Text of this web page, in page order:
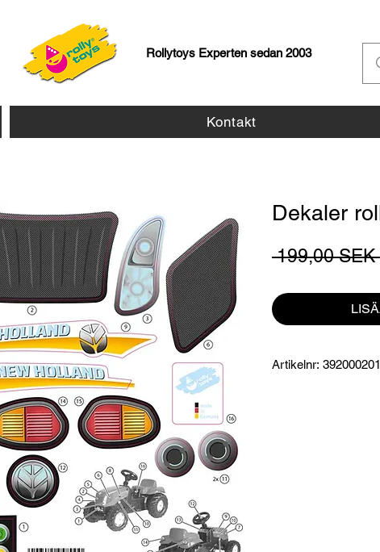
Rollytoys Experten sedan 2003
Kontakt
Dekaler
199,00 SEK
Artikelnr: